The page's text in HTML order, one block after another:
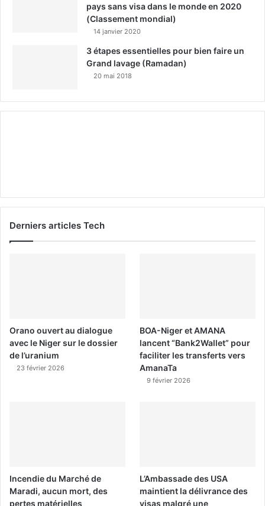
pays sans visa dans le monde en 2020
(Classement mondial)
14 janvier 2020
3 étapes essentielles pour bien faire un
Grand lavage (Ramadan)
20 mai 2018
Derniers articles Tech
Orano ouvert au dialogue
avec le Niger sur le dossier
de l’uranium
23 février 2026
BOA-Niger et AMANA
lancent “Bank2Wallet” pour
faciliter les transferts vers
AmanaTa
9 février 2026
Incendie du Marché de
Maradi, aucun mort, des
pertes matérielles
L’Ambassade des USA
maintient la délivrance des
visas malgré une